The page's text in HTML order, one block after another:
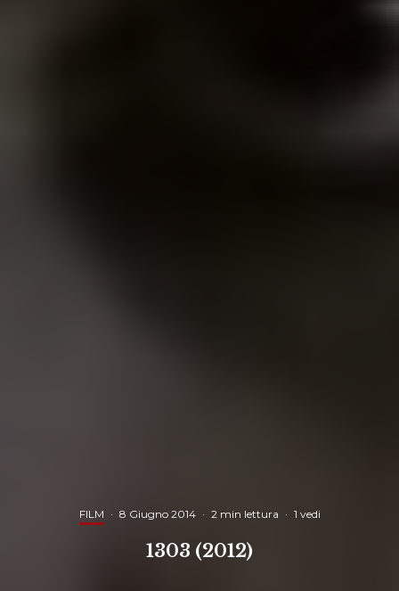
FILM · 8 Giugno 2014 · 2 min lettura · 1 vedi
1303 (2012)